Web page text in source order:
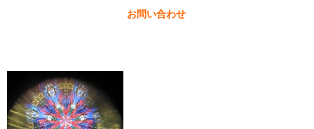
お問い合わせ